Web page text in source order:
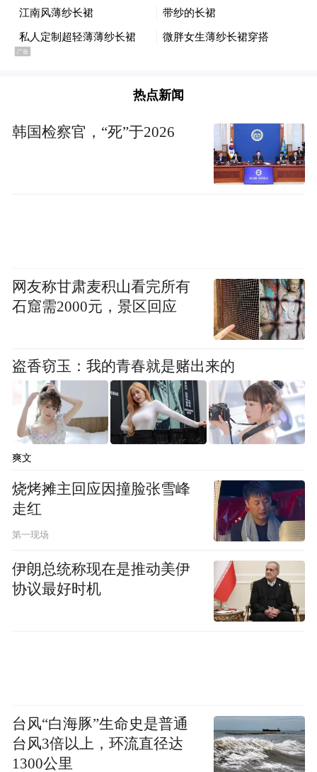
安抬离会议室，杨岳桥、谭文豪、尹兆坚、
黄碧云和许智峰也被逐出会场。（海外网 朱
热点新闻
韩国检察官，“死”于2026
网友称甘肃麦积山看完所有
石窟需2000元，景区回应
盗香窃玉：我的青春就是赌出来的
爽文
烧烤摊主回应因撞脸张雪峰
走红
第一现场
伊朗总统称现在是推动美伊
协议最好时机
台风“白海豚”生命史是普通
台风3倍以上，环流直径达
1300公里